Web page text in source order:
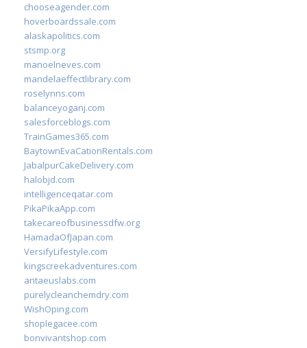
chooseagender.com
hoverboardssale.com
alaskapolitics.com
stsmp.org
manoelneves.com
mandelaeffectlibrary.com
roselynns.com
balanceyoganj.com
salesforceblogs.com
TrainGames365.com
BaytownEvaCationRentals.com
JabalpurCakeDelivery.com
halobjd.com
intelligenceqatar.com
PikaPikaApp.com
takecareofbusinessdfw.org
HamadaOfJapan.com
VersifyLifestyle.com
kingscreekadventures.com
antaeuslabs.com
purelycleanchemdry.com
WishOping.com
shoplegacee.com
bonvivantshop.com